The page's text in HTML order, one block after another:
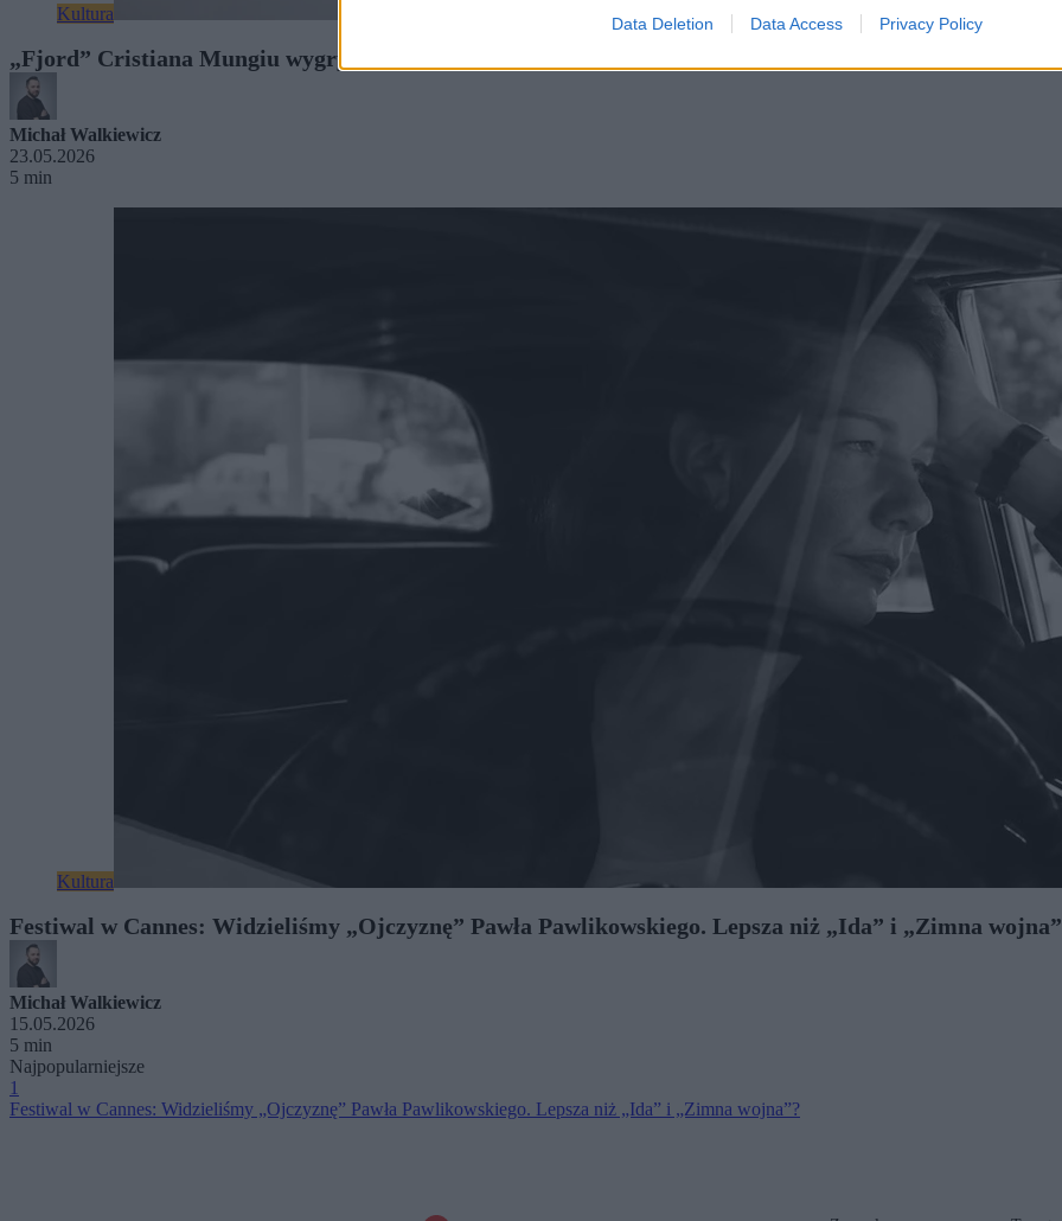
Data Deletion Data Access Privacy Policy
Kultura
„Fjord” Cristiana Mungiu wygrywa w Cannes. Paweł Pawlikowski najlepszym reżyserem
Michał Walkiewicz
23.05.2026
5 min
Kultura
Festiwal w Cannes: Widzieliśmy „Ojczyznę” Pawła Pawlikowskiego. Lepsza niż „Ida” i „Zimna
Michał Walkiewicz
15.05.2026
5 min
Najpopularniejsze
1
Festiwal w Cannes: Widzieliśmy „Ojczyznę” Pawła Pawlikowskiego. Lepsza niż „Ida” i „Zimna wojna”?